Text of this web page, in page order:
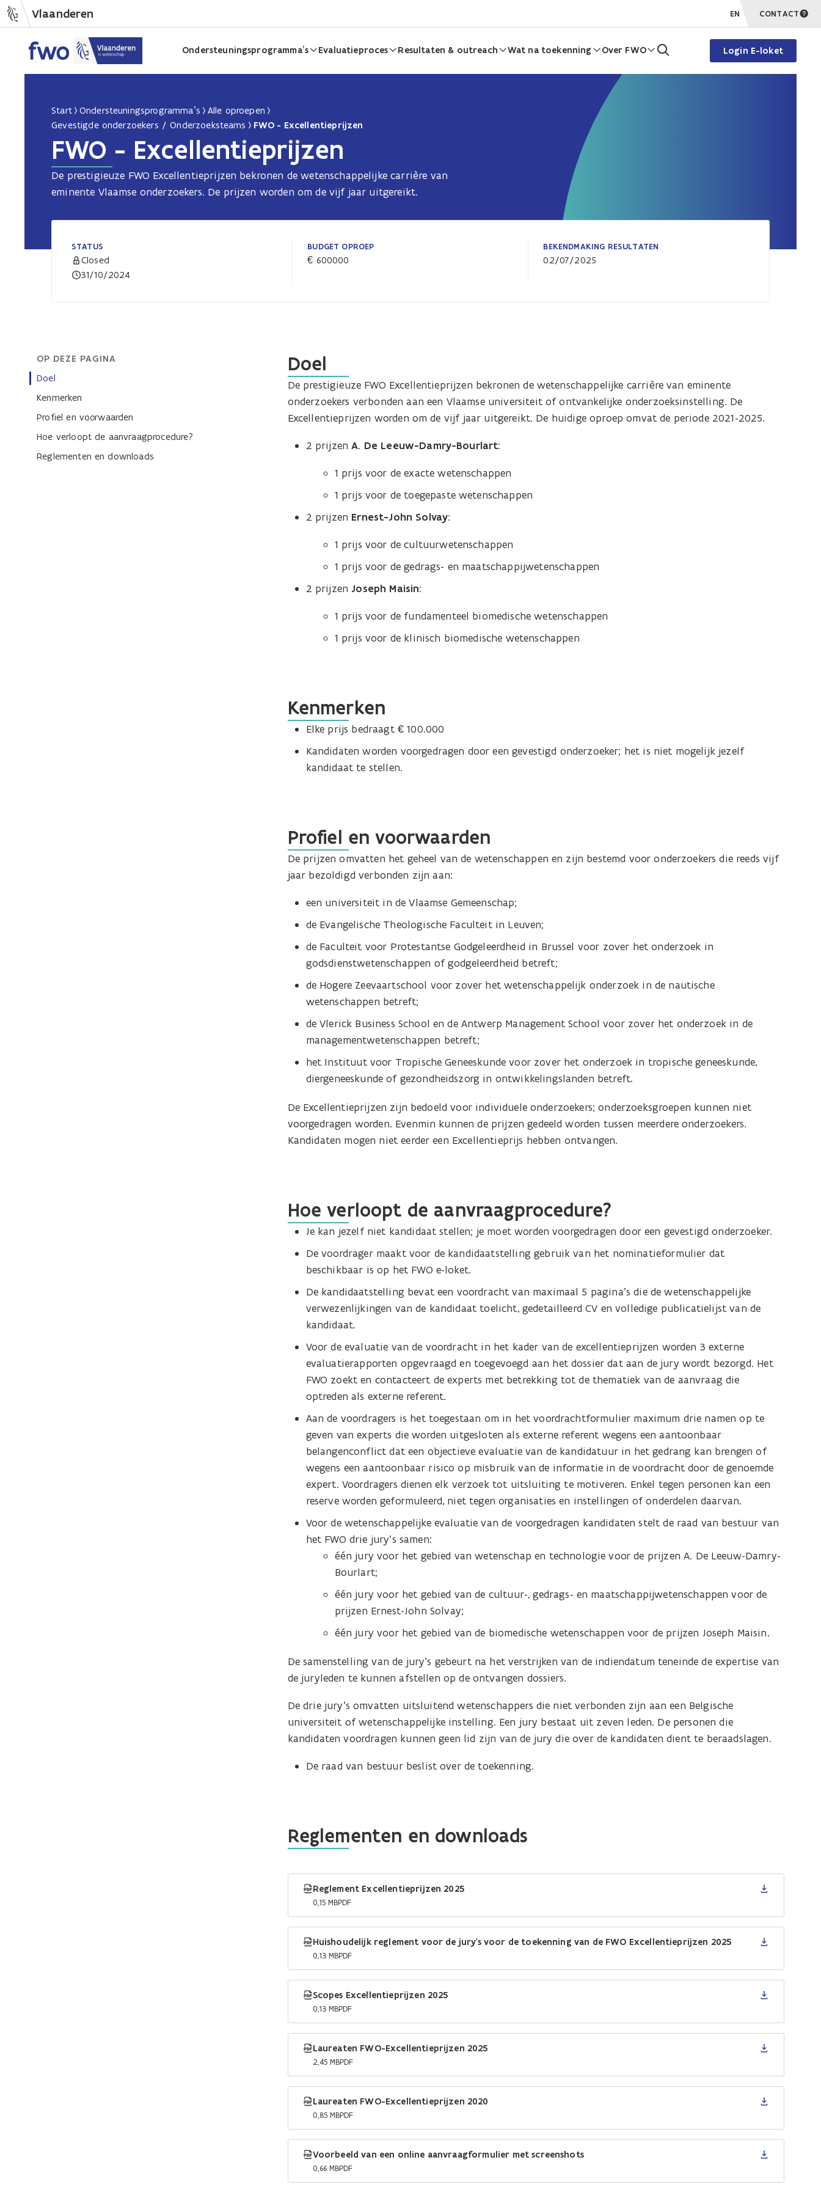
Vlaanderen EN CONTACT
Ondersteuningsprogramma’s Evaluatieproces Resultaten & outreach Wat na toekenning Over FWO Login E-loket
Start Ondersteuningsprogramma’s
Alle oproepen
Gevestigde onderzoekers / Onderzoeksteams
FWO - Excellentieprijzen
FWO - Excellentieprijzen
De prestigieuze FWO Excellentieprijzen bekronen de wetenschappelijke carrière van
eminente Vlaamse onderzoekers. De prijzen worden om de vijf jaar uitgereikt.
STATUS
Closed
31/10/2024
BUDGET OPROEP
€ 600000
BEKENDMAKING RESULTATEN
02/07/2025
OP DEZE PAGINA
Doel
Kenmerken
Profiel en voorwaarden
Hoe verloopt de aanvraagprocedure?
Reglementen en downloads
Doel
De prestigieuze FWO Excellentieprijzen bekronen de wetenschappelijke carrière van eminente
onderzoekers verbonden aan een Vlaamse universiteit of ontvankelijke onderzoeksinstelling. De
Excellentieprijzen worden om de vijf jaar uitgereikt. De huidige oproep omvat de periode 2021-2025.
2 prijzenA. De Leeuw-Damry-Bourlart:
1 prijs voor de exacte wetenschappen
1 prijs voor de toegepaste wetenschappen
2 prijzen Ernest-John Solvay:
1 prijs voor de cultuurwetenschappen
1 prijs voor de gedrags- en maatschappijwetenschappen
2 prijzen Joseph Maisin:
1 prijs voor de fundamenteel biomedische wetenschappen
1 prijs voor de klinisch biomedische wetenschappen
Kenmerken
Elke prijs bedraagt € 100.000
Kandidaten worden voorgedragen door een gevestigd onderzoeker; het is niet mogelijk jezelf
kandidaat te stellen.
Profiel en voorwaarden
De prijzen omvatten het geheel van de wetenschappen en zijn bestemd voor onderzoekers die reeds vijf
jaar bezoldigd verbonden zijn aan:
een universiteit in de Vlaamse Gemeenschap;
de Evangelische Theologische Faculteit in Leuven;
de Faculteit voor Protestantse Godgeleerdheid in Brussel voor zover het onderzoek in
godsdienstwetenschappen of godgeleerdheid betreft;
de Hogere Zeevaartschool voor zover het wetenschappelijk onderzoek in de nautische
wetenschappen betreft;
de Vlerick Business School en de Antwerp Management School voor zover het onderzoek in de
managementwetenschappen betreft;
het Instituut voor Tropische Geneeskunde voor zover het onderzoek in tropische geneeskunde,
diergeneeskunde of gezondheidszorg in ontwikkelingslanden betreft.
De Excellentieprijzen zijn bedoeld voor individuele onderzoekers; onderzoeksgroepen kunnen niet
voorgedragen worden. Evenmin kunnen de prijzen gedeeld worden tussen meerdere onderzoekers.
Kandidaten mogen niet eerder een Excellentieprijs hebben ontvangen.
Hoe verloopt de aanvraagprocedure?
Je kan jezelf niet kandidaat stellen; je moet worden voorgedragen door een gevestigd onderzoeker.
De voordrager maakt voor de kandidaatstelling gebruik van het nominatieformulier dat
beschikbaar is op het FWO e-loket.
De kandidaatstelling bevat een voordracht van maximaal 5 pagina’s die de wetenschappelijke
verwezenlijkingen van de kandidaat toelicht, gedetailleerd CV en volledige publicatielijst van de
kandidaat.
Voor de evaluatie van de voordracht in het kader van de excellentieprijzen worden 3 externe
evaluatierapporten opgevraagd en toegevoegd aan het dossier dat aan de jury wordt bezorgd. Het
FWO zoekt en contacteert de experts met betrekking tot de thematiek van de aanvraag die
optreden als externe referent.
Aan de voordragers is het toegestaan om in het voordrachtformulier maximum drie namen op te
geven van experts die worden uitgesloten als externe referent wegens een aantoonbaar
belangenconflict dat een objectieve evaluatie van de kandidatuur in het gedrang kan brengen of
wegens een aantoonbaar risico op misbruik van de informatie in de voordracht door de genoemde
expert. Voordragers dienen elk verzoek tot uitsluiting te motiveren. Enkel tegen personen kan een
reserve worden geformuleerd, niet tegen organisaties en instellingen of onderdelen daarvan.
Voor de wetenschappelijke evaluatie van de voorgedragen kandidaten stelt de raad van bestuur van
het FWO drie jury’s samen:
één jury voor het gebied van wetenschap en technologie voor de prijzen A. De Leeuw-Damry-
Bourlart;
één jury voor het gebied van de cultuur-, gedrags- en maatschappijwetenschappen voor de
prijzen Ernest-John Solvay;
één jury voor het gebied van de biomedische wetenschappen voor de prijzen Joseph Maisin.
De samenstelling van de jury’s gebeurt na het verstrijken van de indiendatum teneinde de expertise van
de juryleden te kunnen afstellen op de ontvangen dossiers.
De drie jury’s omvatten uitsluitend wetenschappers die niet verbonden zijn aan een Belgische
universiteit of wetenschappelijke instelling. Een jury bestaat uit zeven leden. De personen die
kandidaten voordragen kunnen geen lid zijn van de jury die over de kandidaten dient te beraadslagen.
De raad van bestuur beslist over de toekenning.
Reglementen en downloads
Reglement Excellentieprijzen 2025
0,15 MBPDF
Huishoudelijk reglement voor de jury's voor de toekenning van de FWO Excellentieprijzen 2025
0,13 MBPDF
Scopes Excellentieprijzen 2025
0,13 MBPDF
Laureaten FWO-Excellentieprijzen 2025
2,45 MBPDF
Laureaten FWO-Excellentieprijzen 2020
0,85 MBPDF
Voorbeeld van een online aanvraagformulier met screenshots
0,66 MBPDF